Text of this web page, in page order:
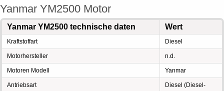
Yanmar YM2500 Motor
Yanmar YM2500 technische daten Wert
Kraftstoffart Diesel
Motorhersteller n.d.
Motoren Modell Yanmar
Antriebsart
Diesel (Diesel-